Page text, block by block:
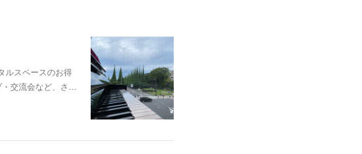
ルスペースのお得
交流会など、さ…